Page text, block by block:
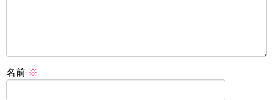
名前 ※